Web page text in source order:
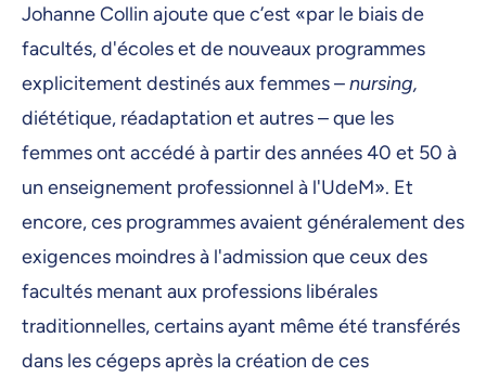
Johanne Collin ajoute que c’est «par le biais de
facultés, d'écoles et de nouveaux programmes
explicitement destinés aux femmes –nursing,
diététique, réadaptation et autres – que les
femmes ont accédé à partir des années 40 et 50 à
un enseignement professionnel à l'UdeM». Et
encore, ces programmes avaient généralement des
exigences moindres à l'admission que ceux des
facultés menant aux professions libérales
traditionnelles, certains ayant même été transférés
dans les cégeps après la création de ces